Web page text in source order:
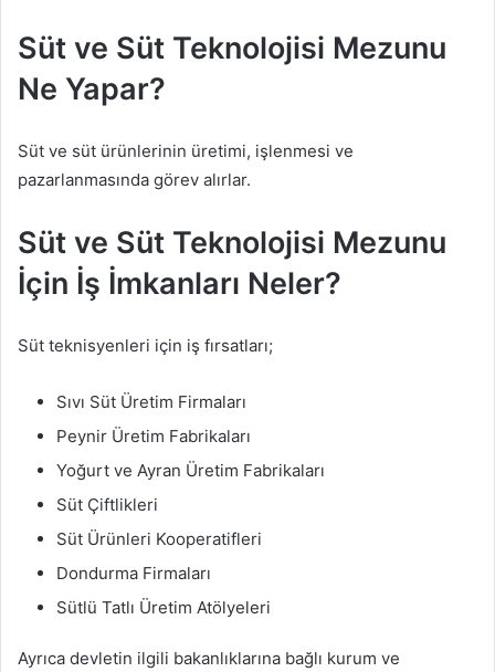
Süt ve Süt Teknolojisi Mezunu
Ne Yapar?
Süt ve süt ürünlerinin üretimi, işlenmesi ve
pazarlanmasında görev alırlar.
Süt ve Süt Teknolojisi Mezunu
İçin İş İmkanları Neler?
Süt teknisyenleri için iş fırsatları;
Sıvı Süt Üretim Firmaları
Peynir Üretim Fabrikaları
Yoğurt ve Ayran Üretim Fabrikaları
Süt Çiftlikleri
Süt Ürünleri Kooperatifleri
Dondurma Firmaları
Sütlü Tatlı Üretim Atölyeleri
Ayrıca devletin ilgili bakanlıklarına bağlı kurum ve